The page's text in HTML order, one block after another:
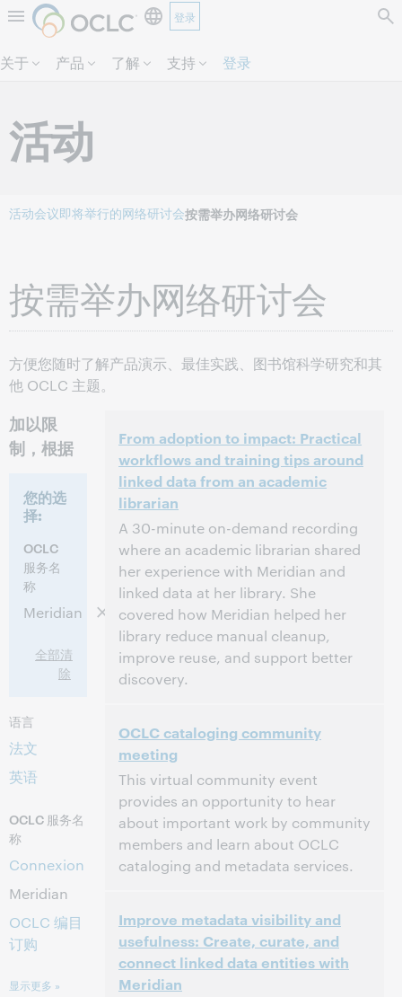
跳过页面内容。
登录
关于 产品 了解 支持 登录
活动
活动会议即将举行的网络研讨会按需举办网络研讨会
按需举办网络研讨会
方便您随时了解产品演示、最佳实践、图书馆科学研究和其
他 OCLC 主题。
加以限
制，根据
您的选
择:
OCLC
服务名
称
Meridian
全部清
除
语言
法文
英语
OCLC 服务名
称
Connexion
Meridian
OCLC 编目
订购
显示更多 »
From adoption to impact: Practical
workflows and training tips around
linked data from an academic
librarian
A 30-minute on-demand recording
where an academic librarian shared
her experience with Meridian and
linked data at her library. She
covered how Meridian helped her
library reduce manual cleanup,
improve reuse, and support better
discovery.
North America [UTC -4]
该活动已结束。. 查看档案.
OCLC cataloging community
meeting
This virtual community event
provides an opportunity to hear
about important work by community
members and learn about OCLC
cataloging and metadata services.
North America [UTC -5]
该活动已结束。.查看档案.
Improve metadata visibility and
usefulness: Create, curate, and
connect linked data entities with
Meridian